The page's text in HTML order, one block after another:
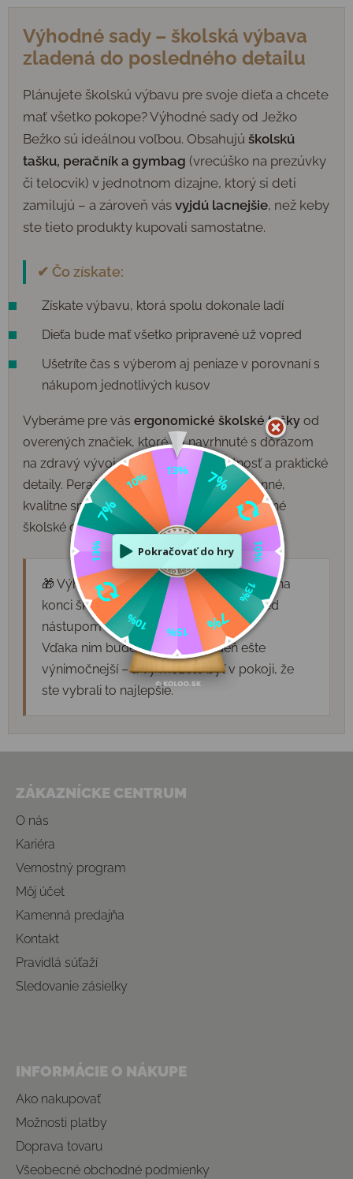
Výhodné sady – školská výbava
zladená do posledného detailu
Plánujete školskú výbavu pre svoje dieťa a chcete
mať všetko pokope? Výhodné sady od Ježko
Bežko sú ideálnou voľbou. Obsahujú školskú
tašku, peračník a gymbag (vrecúško na prezúvky
či telocvik) v jednotnom dizajne, ktorý si deti
zamilujú – a zároveň vás vyjdú lacnejšie, než keby
ste tieto produkty kupovali samostatne.
✔ Čo získate:
Získate výbavu, ktorá spolu dokonale ladí
Dieťa bude mať všetko pripravené už vopred
Ušetríte čas s výberom aj peniaze v porovnaní s
nákupom jednotlivých kusov
Vyberáme pre vás ergonomické školské tašky od
overených značiek, ktoré sú navrhnuté s dôrazom
na zdravý vývoj chrbtice, nízku hmotnosť a praktické
detaily. Peračníky aj gymbagy sú priestranné,
kvalitne spracované a odolné na každodenné
školské dobrodružstvá.
🎁 Výhodné sady sú skvelým darčekom na
konci škôlky alebo ako prekvapenie pred
nástupom do školy.
Vďaka nim bude prvý školský deň ešte
výnimočnejší – a vy môžete byť v pokoji, že
ste vybrali to najlepšie.
ZÁKAZNÍCKE CENTRUM
O nás
Kariéra
Vernostný program
Môj účet
Kamenná predajňa
Kontakt
Pravidlá súťaží
Sledovanie zásielky
INFORMÁCIE O NÁKUPE
Ako nakupovať
Možnosti platby
Doprava tovaru
Všeobecné obchodné podmienky